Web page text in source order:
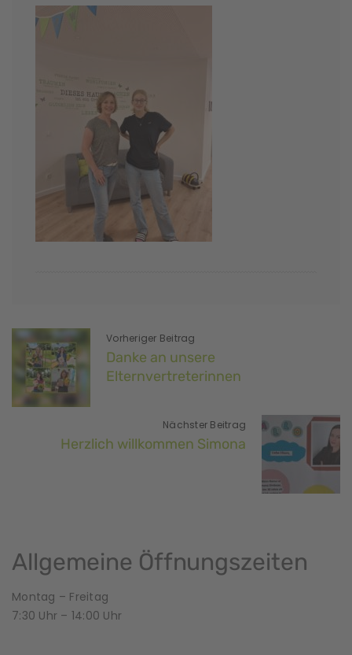
Vorheriger Beitrag
Danke an unsere
Elternvertreterinnen
Nächster Beitrag
Herzlich willkommen Simona
Allgemeine Öffnungszeiten
Montag – Freitag
7:30 Uhr – 14:00 Uhr